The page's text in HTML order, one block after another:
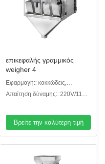
επικεφαλής γραμμικός
weigher 4
Εφαρμογή:: κοκκώδεις,
κονιοποιημένοι ή άλλοι τύποι
Απαίτηση δύναμης:: 220V/110V,
Βρείτε την καλύτερη τιμή